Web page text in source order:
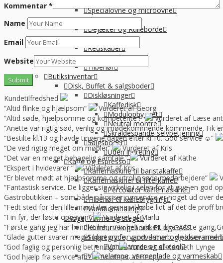
Specialovne og microovne
Pizzaudstyr
Dejælter og Rulleborde
Dejælter
Redskaber
Dejkasser
Tilbehør
Butiksinventar
Disk, Buffet & salgsboder
Diskløsninger
Kaffedisk
Modulopbygget
Neutral montre
Skraldespande-selvbetjening
Salgsboder
Uden indreting
Kaffe og Espresso
Kaffemaskine til baristakaffe
Kaffemaskiner til filterkaffe
Percolator kaffemaskine
Tilbehør til kaffebrygning
Vandbehandling
Koge, Varme og stege
Komfur / kogebord, EL og GAS
Suppegryde, vandvarmer og pølsevarmer
Vandvarmer og elkedel
Varmelampe, varmeplade og varmeskab
Kommentar *
Name
Email
Website
Kundetilfredshed
“Altid flinke og hjælpsom”
Vurderet af Georg
“Altid søde, hjælpsomme og kompetente !”
Vurderet af Læse
“Anette var rigtig sød, venlig og imødekommende kommende. Fik
“Bestilte kl.13 og havde tingene dagen efter kl.10. God service ☺”
“De ved rigtig meget om møbler”
Vurderet af Kris
“Det var en meget behagelig samtale.”
Vurderet af Käthe
“Ekspert i hvidevarer “
Vurderet af Kris
“Er blevet mødt at hjælpsomme og utrolig søde medarbejdere”
“Fantastisk service. De ligger sig virkelig i selen for at give en god
Gastrobutikken – som både på priser og service er noget ud over
“Fedt sted for den lille mand der gerne vil købe lidt af det de proff
“Fin fyr, der løste opgaven”
Vurderet af Marlu
“Første gang jeg har handlet her,men helt sikkert ikke sidste
“Glade gutter svarer meget klart og for gjort det arb, de lover med
“God faglig og personlig betjening.”
Vurderet af Kenneth Lynge
“God hjælp fra service afd”
Vurderet af Benny